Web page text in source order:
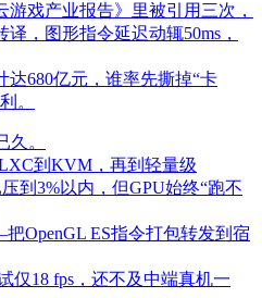
戏产业报告》里被引用三次，
，图形指令延迟动辄50ms，
达680亿元，谁率先撕掉“卡
。
。
到KVM，再到轻量级
到3%以内，但GPU始终“跑不
OpenGL ES指令打包转发到宿
仅18 fps，还不及中端真机一